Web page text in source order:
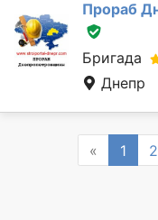
Прораб
Бригада
Днепр
« Previous
1 2